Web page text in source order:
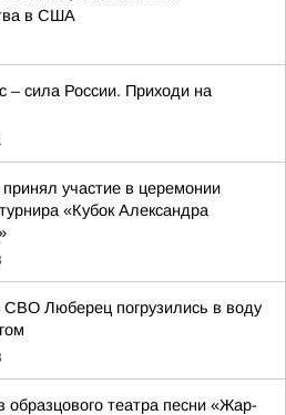
в США
– сила России. Приходи на
участие в церемонии
«Кубок Александра
СВО Люберец погрузились в воду
образцового театра песни «Жар-